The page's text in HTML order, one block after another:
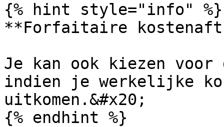
{% hint style="info" %}
**Forfaitaire
Je kan ook kiezen
indien je werkelijke
uitkomen.&#x20;
{% endhint %}